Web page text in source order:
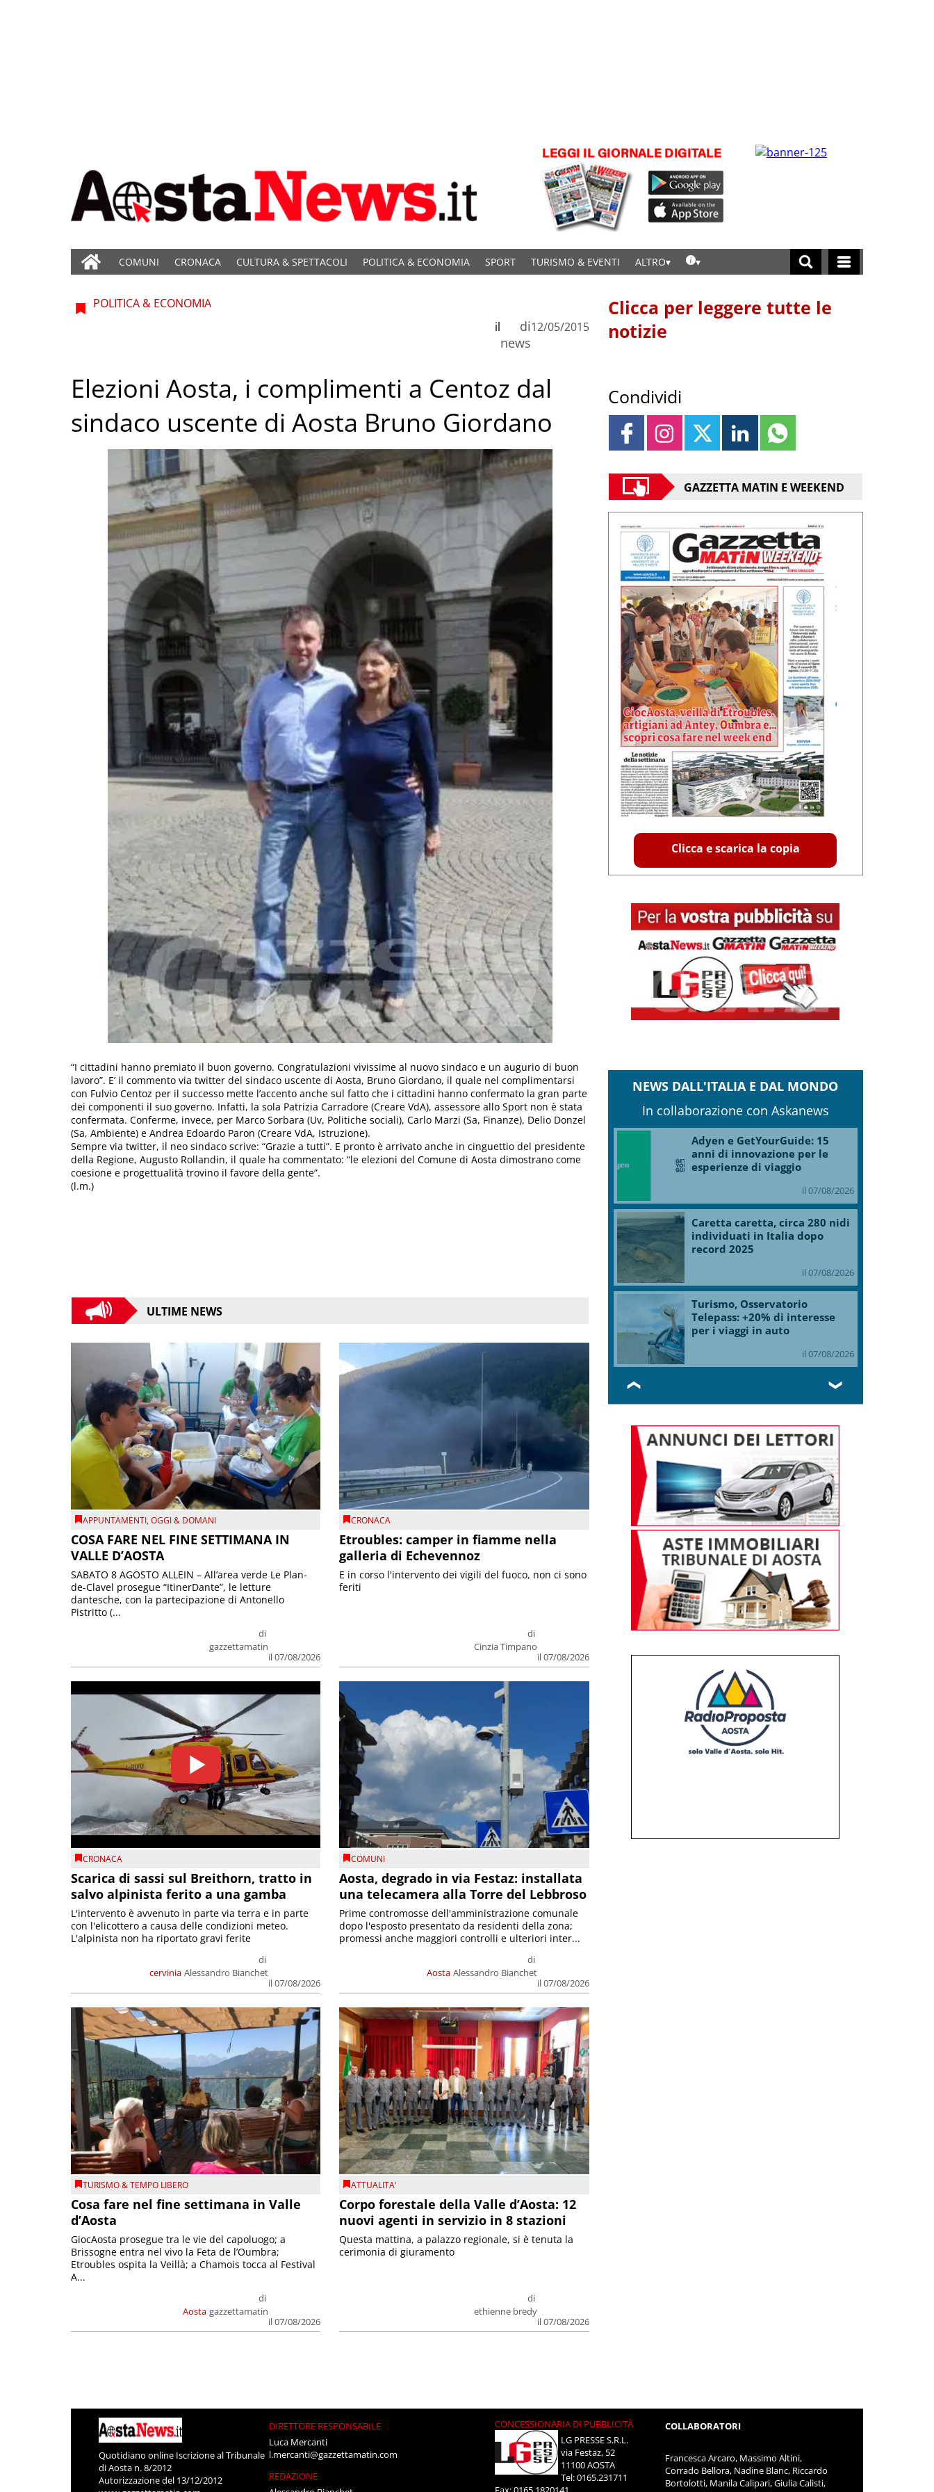
COMUNI CRONACA CULTURA & SPETTACOLI POLITICA & ECONOMIA SPORT TURISMO & EVENTI ALTRO
POLITICA & ECONOMIA
di
news
il 12/05/2015
Elezioni Aosta, i complimenti a Centoz dal
sindaco uscente di Aosta Bruno Giordano
“I cittadini hanno premiato il buon governo. Congratulazioni vivissime al nuovo sindaco e un augurio di buon
lavoro”. E’ il commento via twitter del sindaco uscente di Aosta, Bruno Giordano, il quale nel complimentarsi
con Fulvio Centoz per il successo mette l’accento anche sul fatto che i cittadini hanno confermato la gran parte
dei componenti il suo governo. Infatti, la sola Patrizia Carradore (Creare VdA), assessore allo Sport non è stata
confermata. Conferme, invece, per Marco Sorbara (Uv, Politiche sociali), Carlo Marzi (Sa, Finanze), Delio Donzel
(Sa, Ambiente) e Andrea Edoardo Paron (Creare VdA, Istruzione).
Sempre via twitter, il neo sindaco scrive: “Grazie a tutti”. E pronto è arrivato anche in cinguettio del presidente
della Regione, Augusto Rollandin, il quale ha commentato: “le elezioni del Comune di Aosta dimostrano come
coesione e progettualità trovino il favore della gente”.
(l.m.)
ULTIME NEWS
APPUNTAMENTI,OGGI & DOMANI
COSA FARE NEL FINE SETTIMANA IN
VALLE D’AOSTA
di
gazzettamatin
il 07/08/2026
SABATO 8 AGOSTO ALLEIN – All’area verde Le Plan-
de-Clavel prosegue “ItinerDante”, le letture
dantesche, con la partecipazione di Antonello
Pistritto (...
CRONACA
Etroubles: camper in fiamme nella
galleria di Echevennoz
di
Cinzia Timpano
il 07/08/2026
E in corso l'intervento dei vigili del fuoco, non ci sono
feriti
CRONACA
Scarica di sassi sul Breithorn, tratto in
salvo alpinista ferito a una gamba
cervinia
di
Alessandro Bianchet
il 07/08/2026
L'intervento è avvenuto in parte via terra e in parte
con l'elicottero a causa delle condizioni meteo.
L'alpinista non ha riportato gravi ferite
COMUNI
Aosta, degrado in via Festaz: installata
una telecamera alla Torre del Lebbroso
Aosta
di
Alessandro Bianchet
il 07/08/2026
Prime contromosse dell'amministrazione comunale
dopo l'esposto presentato da residenti della zona;
promessi anche maggiori controlli e ulteriori inter...
TURISMO & TEMPO LIBERO
Cosa fare nel fine settimana in Valle
d’Aosta
Aosta
di
gazzettamatin
il 07/08/2026
GiocAosta prosegue tra le vie del capoluogo; a
Brissogne entra nel vivo la Feta de l’Oumbra;
Etroubles ospita la Veillà; a Chamois tocca al Festival
A...
ATTUALITA'
Corpo forestale della Valle d’Aosta: 12
nuovi agenti in servizio in 8 stazioni
di
ethienne bredy
il 07/08/2026
Questa mattina, a palazzo regionale, si è tenuta la
cerimonia di giuramento
Clicca per leggere tutte le
notizie
Condividi
GAZZETTA MATIN E WEEKEND
Clicca e scarica la copia
NEWS DALL'ITALIA E DAL MONDO
In collaborazione con Askanews
Adyen e GetYourGuide: 15
anni di innovazione per le
esperienze di viaggio
il 07/08/2026
Caretta caretta, circa 280 nidi
individuati in Italia dopo
record 2025
il 07/08/2026
Turismo, Osservatorio
Telepass: +20% di interesse
per i viaggi in auto
il 07/08/2026
❮ ❯
Quotidiano online Iscrizione al Tribunale
di Aosta n. 8/2012
Autorizzazione del 13/12/2012
DIRETTORE RESPONSABILE
Luca Mercanti
l.mercanti@gazzettamatin.com
REDAZIONE
CONCESSIONARIA DI PUBBLICITÀ
LG PRESSE S.R.L.
via Festaz, 52
11100 AOSTA
Tel: 0165.231711
COLLABORATORI
Francesca Arcaro, Massimo Altini,
Corrado Bellora, Nadine Blanc, Riccardo
Bortolotti, Manila Calipari, Giulia Calisti,